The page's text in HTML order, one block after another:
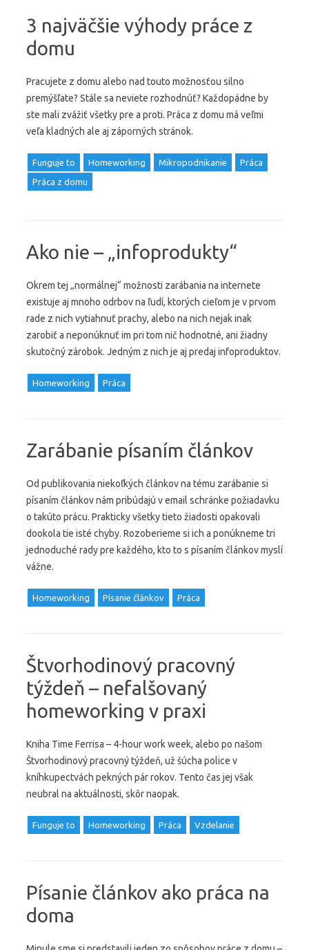
3 najväčšie výhody práce z
domu
Pracujete z domu alebo nad touto možnosťou silno
premýšľate? Stále sa neviete rozhodnúť? Každopádne by
ste mali zvážiť všetky pre a proti. Práca z domu má veľmi
veľa kladných ale aj záporných stránok.
Funguje to Homeworking Mikropodnikanie
Práca
Práca z domu
Ako nie – „infoprodukty“
Okrem tej „normálnej“ možnosti zarábania na internete
existuje aj mnoho odrbov na ľudí, ktorých cieľom je v prvom
rade z nich vytiahnuť prachy, alebo na nich nejak inak
zarobiť a neponúknuť im pri tom nič hodnotné, ani žiadny
skutočný zárobok. Jedným z nich je aj predaj infoproduktov.
Homeworking Práca
Zarábanie písaním článkov
Od publikovania niekoľkých článkov na tému zarábanie si
písaním článkov nám pribúdajú v email schránke požiadavku
o takúto prácu. Prakticky všetky tieto žiadosti opakovali
dookola tie isté chyby. Rozoberieme si ich a ponúkneme tri
jednoduché rady pre každého, kto to s písaním článkov myslí
vážne.
Homeworking Písanie článkov Práca
Štvorhodinový pracovný
týždeň – nefalšovaný
homeworking v praxi
Kniha Time Ferrisa – 4-hour work week, alebo po našom
Štvorhodinový pracovný týždeň, už šúcha police v
kníhkupectvách pekných pár rokov. Tento čas jej však
neubral na aktuálnosti, skôr naopak.
Funguje to Homeworking Práca Vzdelanie
Písanie článkov ako práca na
doma